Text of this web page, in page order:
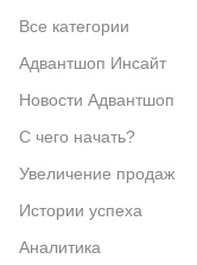
Все категории
Адвантшоп Инсайт
Новости Адвантшоп
С чего начать?
Увеличение продаж
Истории успеха
Аналитика